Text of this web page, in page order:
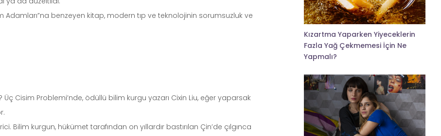
Adamları”na benzeyen kitap, modern tıp ve teknolojinin sorumsuzluk ve
Cisim Problemi’nde, ödüllü bilim kurgu yazarı Cixin Liu, eğer yaparsak
Bilim kurgun, hükümet tarafından on yıllardır bastırılan Çin’de çılgınca
Kızartma Yaparken Yiyeceklerin
Fazla Yağ Çekmemesi İçin Ne
Yapmalı?